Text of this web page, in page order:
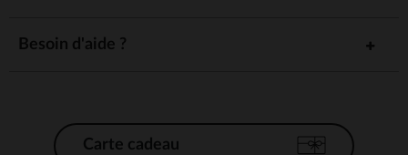
Besoin d'aide ?
Carte cadeau